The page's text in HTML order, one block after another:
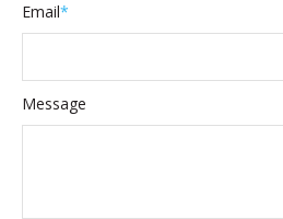
Email*
Message